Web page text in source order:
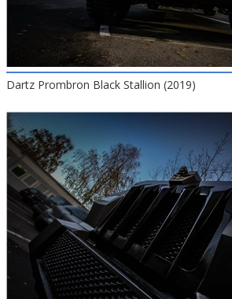
Dartz Prombron Black Stallion (2019)